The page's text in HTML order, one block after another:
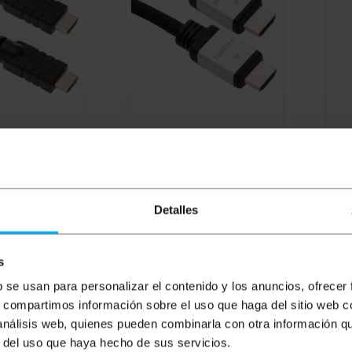
Detalles
usan para personalizar el contenido y los anuncios,
información sobre el uso que haga del sitio web
web, quienes pueden combinarla con otra información
uso que haya hecho de sus servicios.
HH006
PVP
27,50€
27,50€IVA inc.
HH008
Quantità
3,42